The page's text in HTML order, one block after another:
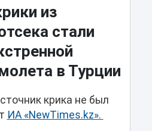
из
стали
в Турции
крика не был
ИА «NewTimes.kz».